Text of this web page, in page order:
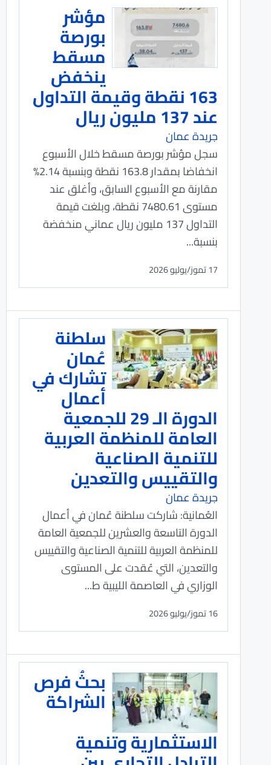
مؤشر
بورصة
مسقط
ينخفض
163 نقطة وقيمة التداول
عند 137 مليون ريال
جريدة عمان
سجل مؤشر بورصة مسقط خلال الأسبوع
انخفاضا بمقدار 163.8 نقطة وبنسبة 2.14%
مقارنة مع الأسبوع السابق، وأغلق عند
مستوى 7480.61 نقطة، وبلغت قيمة
التداول 137 مليون ريال عماني منخفضة
بنسبة...
17 تموز/يوليو 2026
سلطنة
عُمان
تشارك في
أعمال
الدورة الـ 29 للجمعية
العامة للمنظمة العربية
للتنمية الصناعية
والتقييس والتعدين
جريدة عمان
العُمانية: شاركت سلطنة عُمان في أعمال
الدورة التاسعة والعشرين للجمعية العامة
للمنظمة العربية للتنمية الصناعية والتقييس
والتعدين، التي عُقدت على المستوى
الوزاري في العاصمة الليبية ط...
16 تموز/يوليو 2026
بحثُ فرص
الشراكة
الاستثمارية وتنمية